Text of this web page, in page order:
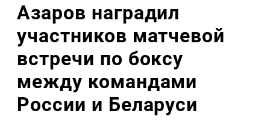
Азаров наградил
участников матчевой
встречи по боксу
между командами
России и Беларуси